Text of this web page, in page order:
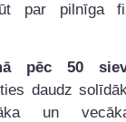
par pilnīga
pēc 50
daudz
un